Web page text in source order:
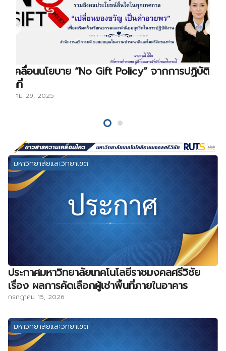
ขับเคลื่อนนโยบาย “No Gift Policy” จากการปฏิบัติ
หน้าที่
ธันวาคม 29, 2025
มหาวิทยาลัยและวิทยาเขต
ประกาศมหาวิทยาลัยเทคโนโลยีราชมงคลศรีวิชัย
เรื่อง ผลการคัดเลือกผู้เช่าพื้นที่ภายในอาคาร
กรกฎาคม 15, 2026
มหาวิทยาลัยและวิทยาเขต